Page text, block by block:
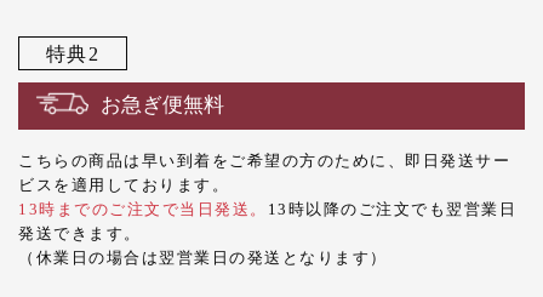
特典2
お急ぎ便無料
こちらの商品は早い到着をご希望の方のために、即日発送サー
ビスを適用しております。
13時までのご注文で当日発送。 13時以降のご注文でも翌営業日
発送できます。
（休業日の場合は翌営業日の発送となります）